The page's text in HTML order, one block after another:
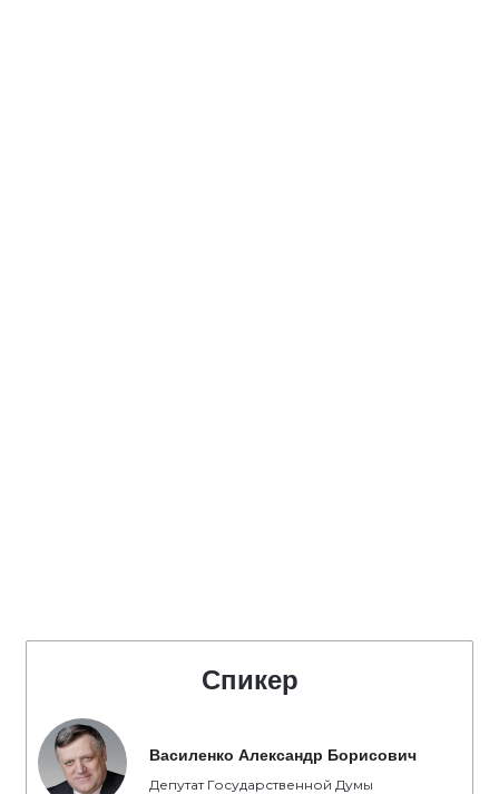
Спикер
Василенко Александр Борисович
Депутат Государственной Думы